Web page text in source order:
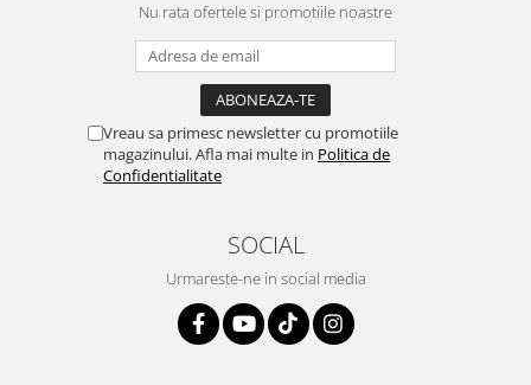
Nu rata ofertele si promotiile noastre
Vreau sa primesc newsletter cu promotiile
magazinului. Afla mai multe in Politica de
Confidentialitate
SOCIAL
Urmareste-ne in social media